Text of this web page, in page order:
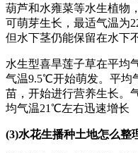
葫芦和水雍菜等水生植物
可萌芽生长，最适气温为
但水下茎仍能保留在水下
水生型喜旱莲子草在平均
气温9.5℃开始萌发。平均
苗，开始进行营养生长。
均气温21℃左右迅速增长
(3)水花生播种土地怎么整